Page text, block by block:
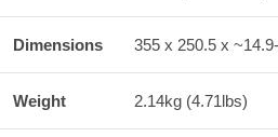
Dimensions 355 x 250.5 x
Weight 2.14kg (4.71lbs)